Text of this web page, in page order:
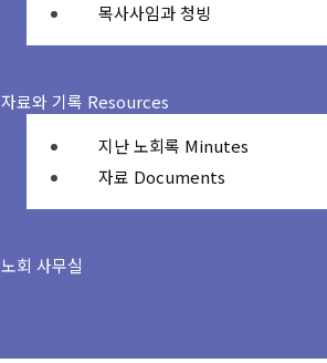
목사사임과 청빙
자료와 기록 Resources
지난 노회록 Minutes
자료 Documents
노회 사무실